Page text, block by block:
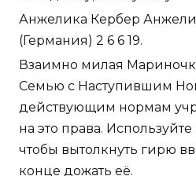
Анжелика Кербер
(Германия) 2 6 6 19.
Взаимно милая
Семью с Наступившим
действующим нормам
на это права.
чтобы вытолкнуть гирю
конце дожать её.